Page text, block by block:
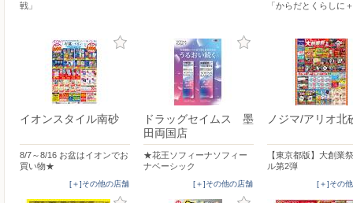
戦」
「からだとくらしに
イオンスタイル南砂
8/7～8/16 お盆はイオンでお
買い物★
[＋]その他の店舗
ドラッグセイムス 墨
田両国店
★花王ソフィーナソフィー
ナベーシック
[＋]その他の店舗
ノジマ/アリオ北
【東京都版】大創業
ル第2弾
[＋]その